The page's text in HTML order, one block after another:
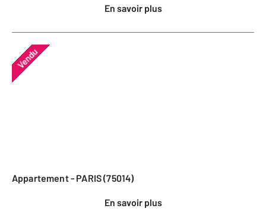
En savoir plus
Vendu
Appartement - PARIS (75014)
En savoir plus